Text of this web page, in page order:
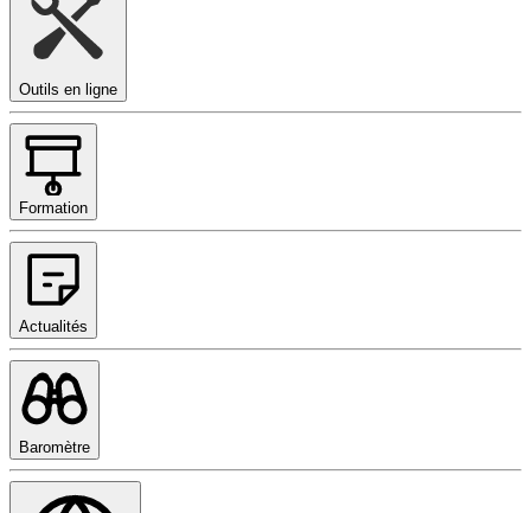
Outils en ligne
Formation
Actualités
Baromètre